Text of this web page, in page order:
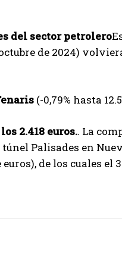
del sector petrolero
de 2024)
(-0,79% hasta
2.418 euros.. La
Palisades en
de los cuales el